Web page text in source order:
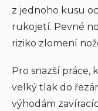
z jednoho kusu
rukojetí. Pevné
riziko zlomení
Pro snazší
velký tlak do
výhodám